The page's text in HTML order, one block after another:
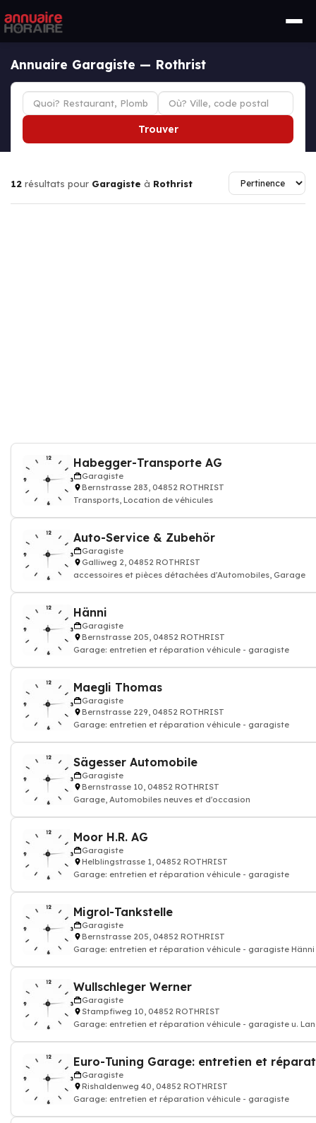
Annuaire Garagiste — Rothrist
Trouver
12 résultats pour Garagiste à Rothrist
Habegger-Transporte AG
Garagiste
Bernstrasse 283, 04852 ROTHRIST
Transports, Location de véhicules
Auto-Service & Zubehör
Garagiste
Galliweg 2, 04852 ROTHRIST
accessoires et pièces détachées d'Automobiles, Garage
Hänni
Garagiste
Bernstrasse 205, 04852 ROTHRIST
Garage: entretien et réparation véhicule - garagiste
Maegli Thomas
Garagiste
Bernstrasse 229, 04852 ROTHRIST
Garage: entretien et réparation véhicule - garagiste
Sägesser Automobile
Garagiste
Bernstrasse 10, 04852 ROTHRIST
Garage, Automobiles neuves et d'occasion
Moor H.R. AG
Garagiste
Helblingstrasse 1, 04852 ROTHRIST
Garage: entretien et réparation véhicule - garagiste
Migrol-Tankstelle
Garagiste
Bernstrasse 205, 04852 ROTHRIST
Garage: entretien et réparation véhicule - garagiste Hänni
Wullschleger Werner
Garagiste
Stampfiweg 10, 04852 ROTHRIST
Garage: entretien et réparation véhicule - garagiste u.
Garagiste
Rishaldenweg 40, 04852 ROTHRIST
Garage: entretien et réparation véhicule - garagiste